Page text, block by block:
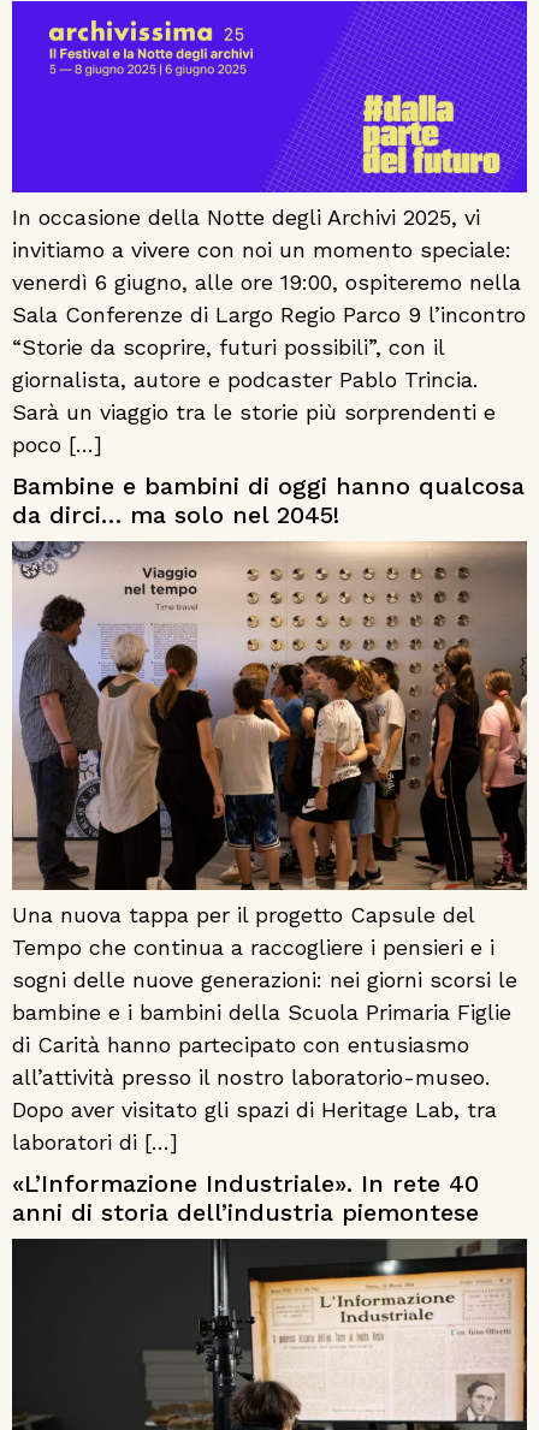
In occasione della Notte degli Archivi 2025, vi
invitiamo a vivere con noi un momento speciale:
venerdì 6 giugno, alle ore 19:00, ospiteremo nella
Sala Conferenze di Largo Regio Parco 9 l’incontro
“Storie da scoprire, futuri possibili”, con il
giornalista, autore e podcaster Pablo Trincia.
Sarà un viaggio tra le storie più sorprendenti e
poco […]
Bambine e bambini di oggi hanno qualcosa
da dirci… ma solo nel 2045!
Una nuova tappa per il progetto Capsule del
Tempo che continua a raccogliere i pensieri e i
sogni delle nuove generazioni: nei giorni scorsi le
bambine e i bambini della Scuola Primaria Figlie
di Carità hanno partecipato con entusiasmo
all’attività presso il nostro laboratorio-museo.
Dopo aver visitato gli spazi di Heritage Lab, tra
laboratori di […]
«L’Informazione Industriale». In rete 40
anni di storia dell’industria piemontese